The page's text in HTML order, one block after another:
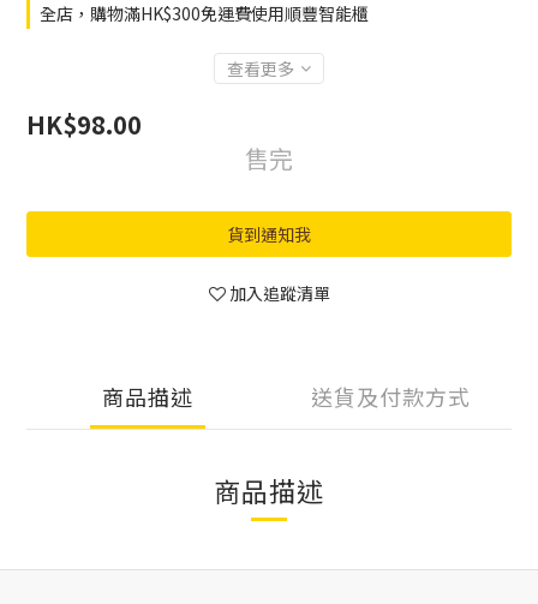
全店，購物滿HK$300免運費使用順豐智能櫃
查看更多
HK$98.00
售完
貨到通知我
加入追蹤清單
商品描述 送貨及付款方式
商品描述